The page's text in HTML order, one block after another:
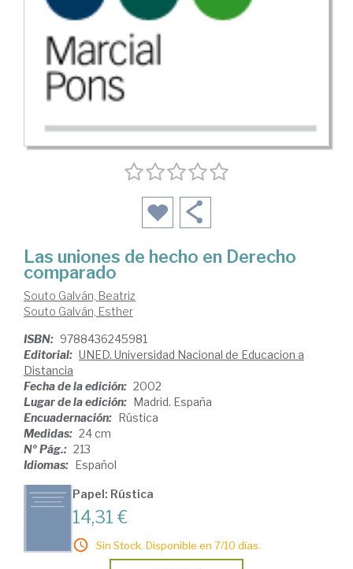
Las uniones de hecho en Derecho
comparado
Souto Galván, Beatriz
Souto Galván, Esther
ISBN: 9788436245981
Editorial: UNED. Universidad Nacional de Educacion a
Distancia
Fecha de la edición: 2002
Lugar de la edición: Madrid. España
Encuadernación: Rústica
Medidas: 24 cm
Nº Pág.: 213
Idiomas: Español
Papel: Rústica
14,31 €
Sin Stock. Disponible en 7/10 días.